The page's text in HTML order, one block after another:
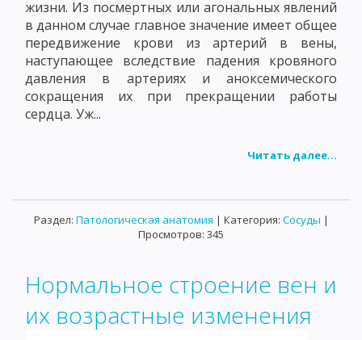
жизни. Из посмертных или агональных явлений
в данном случае главное значение имеет общее
передвижение крови из артерий в вены,
наступающее вследствие падения кровяного
давления в артериях и аноксемического
сокращения их при прекращении работы
сердца. Уж...
Читать далее...
Раздел: Патологическая анатомия | Категория: Сосуды |
Просмотров: 345
Нормальное строение вен и
их возрастные изменения